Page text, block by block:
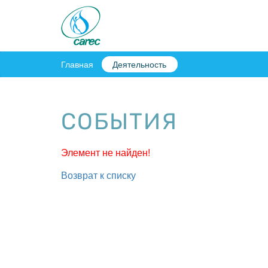
Главная Деятельность
СОБЫТИЯ
Элемент не найден!
Возврат к списку